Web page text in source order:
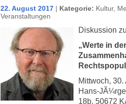
22. August 2017 | Kategorie: Kultur,
Veranstaltungen
Diskussion
„Werte in
Mittwoch,
Hans-
18b, 50672